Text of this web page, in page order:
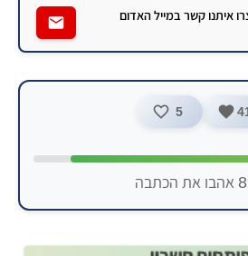
איתנו קשר במייל האדום
5